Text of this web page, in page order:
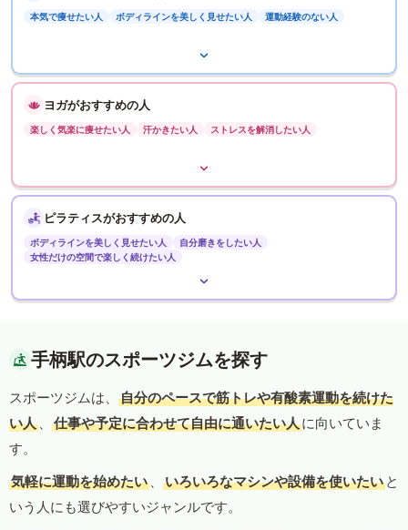
本気で痩せたい人 ボディラインを美しく見せたい人 運動経験のない人
ヨガがおすすめの人
楽しく気楽に痩せたい人 汗かきたい人 ストレスを解消したい人
ピラティスがおすすめの人
ボディラインを美しく見せたい人
自分磨きをしたい人
女性だけの空間で楽しく続けたい人
手柄駅のスポーツジムを探す
スポーツジムは、
自分のペースで筋トレや有酸素運動を続けた
い人 、 仕事や予定に合わせて自由に通いたい人に向いていま
す。
気軽に運動を始めたい 、 いろいろなマシンや設備を使いたい と
いう人にも選びやすいジャンルです。